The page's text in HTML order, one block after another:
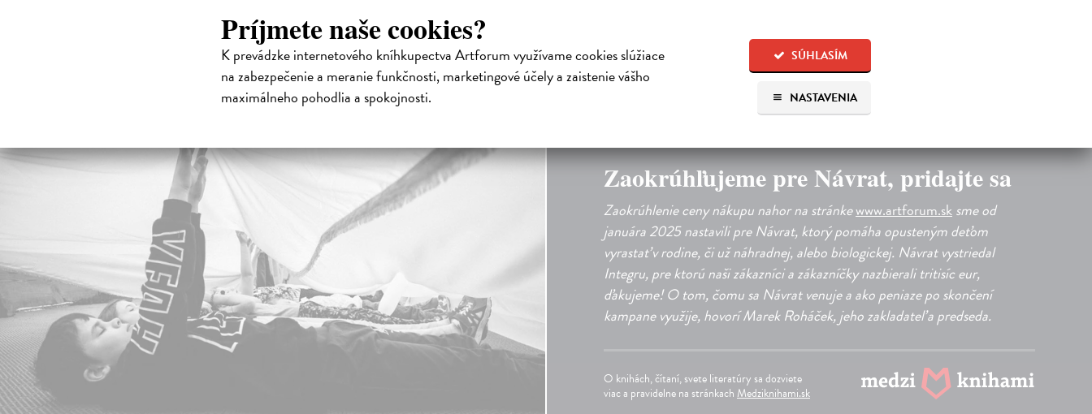
Príjmete naše cookies?
K prevádzke internetového kníhkupectva Artforum využívame cookies slúžiace
na zabezpečenie a meranie funkčnosti, marketingové účely a zaistenie vášho
maximálneho pohodlia a spokojnosti.
SÚHLASÍM
NASTAVENIA
30,22 €
32,85 € ?
16,44 €
16,95 € ? 23,16 € 19,90 €
​Zaokrúhľujeme pre Návrat, pridajte sa
Zaokrúhlenie ceny nákupu nahor na stránkewww.artforum.sksme od
januára 2025 nastavili pre Návrat, ktorý pomáha opusteným deťom
vyrastať v rodine, či už náhradnej, alebo biologickej. Návrat vystriedal
Integru, pre ktorú naši zákazníci a zákazníčky nazbierali tritisíc eur,
ďakujeme! O tom, čomu sa Návrat venuje a ako peniaze po skončení
kampane využije, hovorí Marek Roháček, jeho zakladateľ a predseda.
O knihách, čítaní, svete literatúry sa dozviete
viac a pravidelne na stránkach Medziknihami.sk